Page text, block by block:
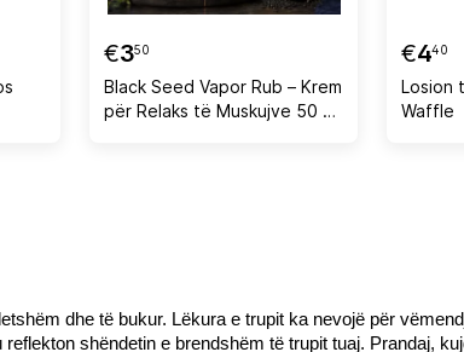
€350
Black Seed Vapor Rub – Krem
për Relaks të Muskujve 50 ml
€440
Losion
Waffle
dhe të bukur. Lëkura e trupit ka nevojë për
shëndetin e brendshëm të trupit tuaj. Prandaj,